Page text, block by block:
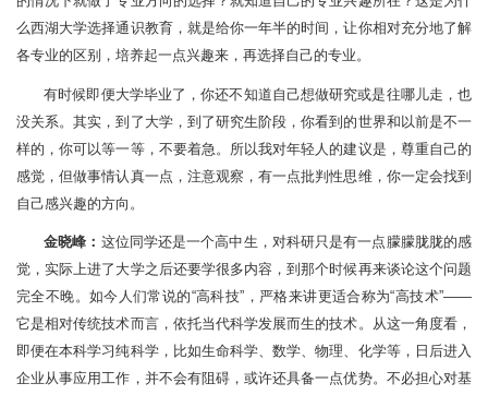
么西湖大学选择通识教育，就是给你一年半的时间，让你相对充分地了解
各专业的区别，培养起一点兴趣来，再选择自己的专业。
有时候即便大学毕业了，你还不知道自己想做研究或是往哪儿走，也
没关系。其实，到了大学，到了研究生阶段，你看到的世界和以前是不一
样的，你可以等一等，不要着急。所以我对年轻人的建议是，尊重自己的
感觉，但做事情认真一点，注意观察，有一点批判性思维，你一定会找到
自己感兴趣的方向。
金晓峰： 这位同学还是一个高中生，对科研只是有一点朦朦胧胧的感
觉，实际上进了大学之后还要学很多内容，到那个时候再来谈论这个问题
完全不晚。如今人们常说的“高科技”，严格来讲更适合称为“高技术”——
它是相对传统技术而言，依托当代科学发展而生的技术。从这一角度看，
即便在本科学习纯科学，比如生命科学、数学、物理、化学等，日后进入
企业从事应用工作，并不会有阻碍，或许还具备一点优势。不必担心对基